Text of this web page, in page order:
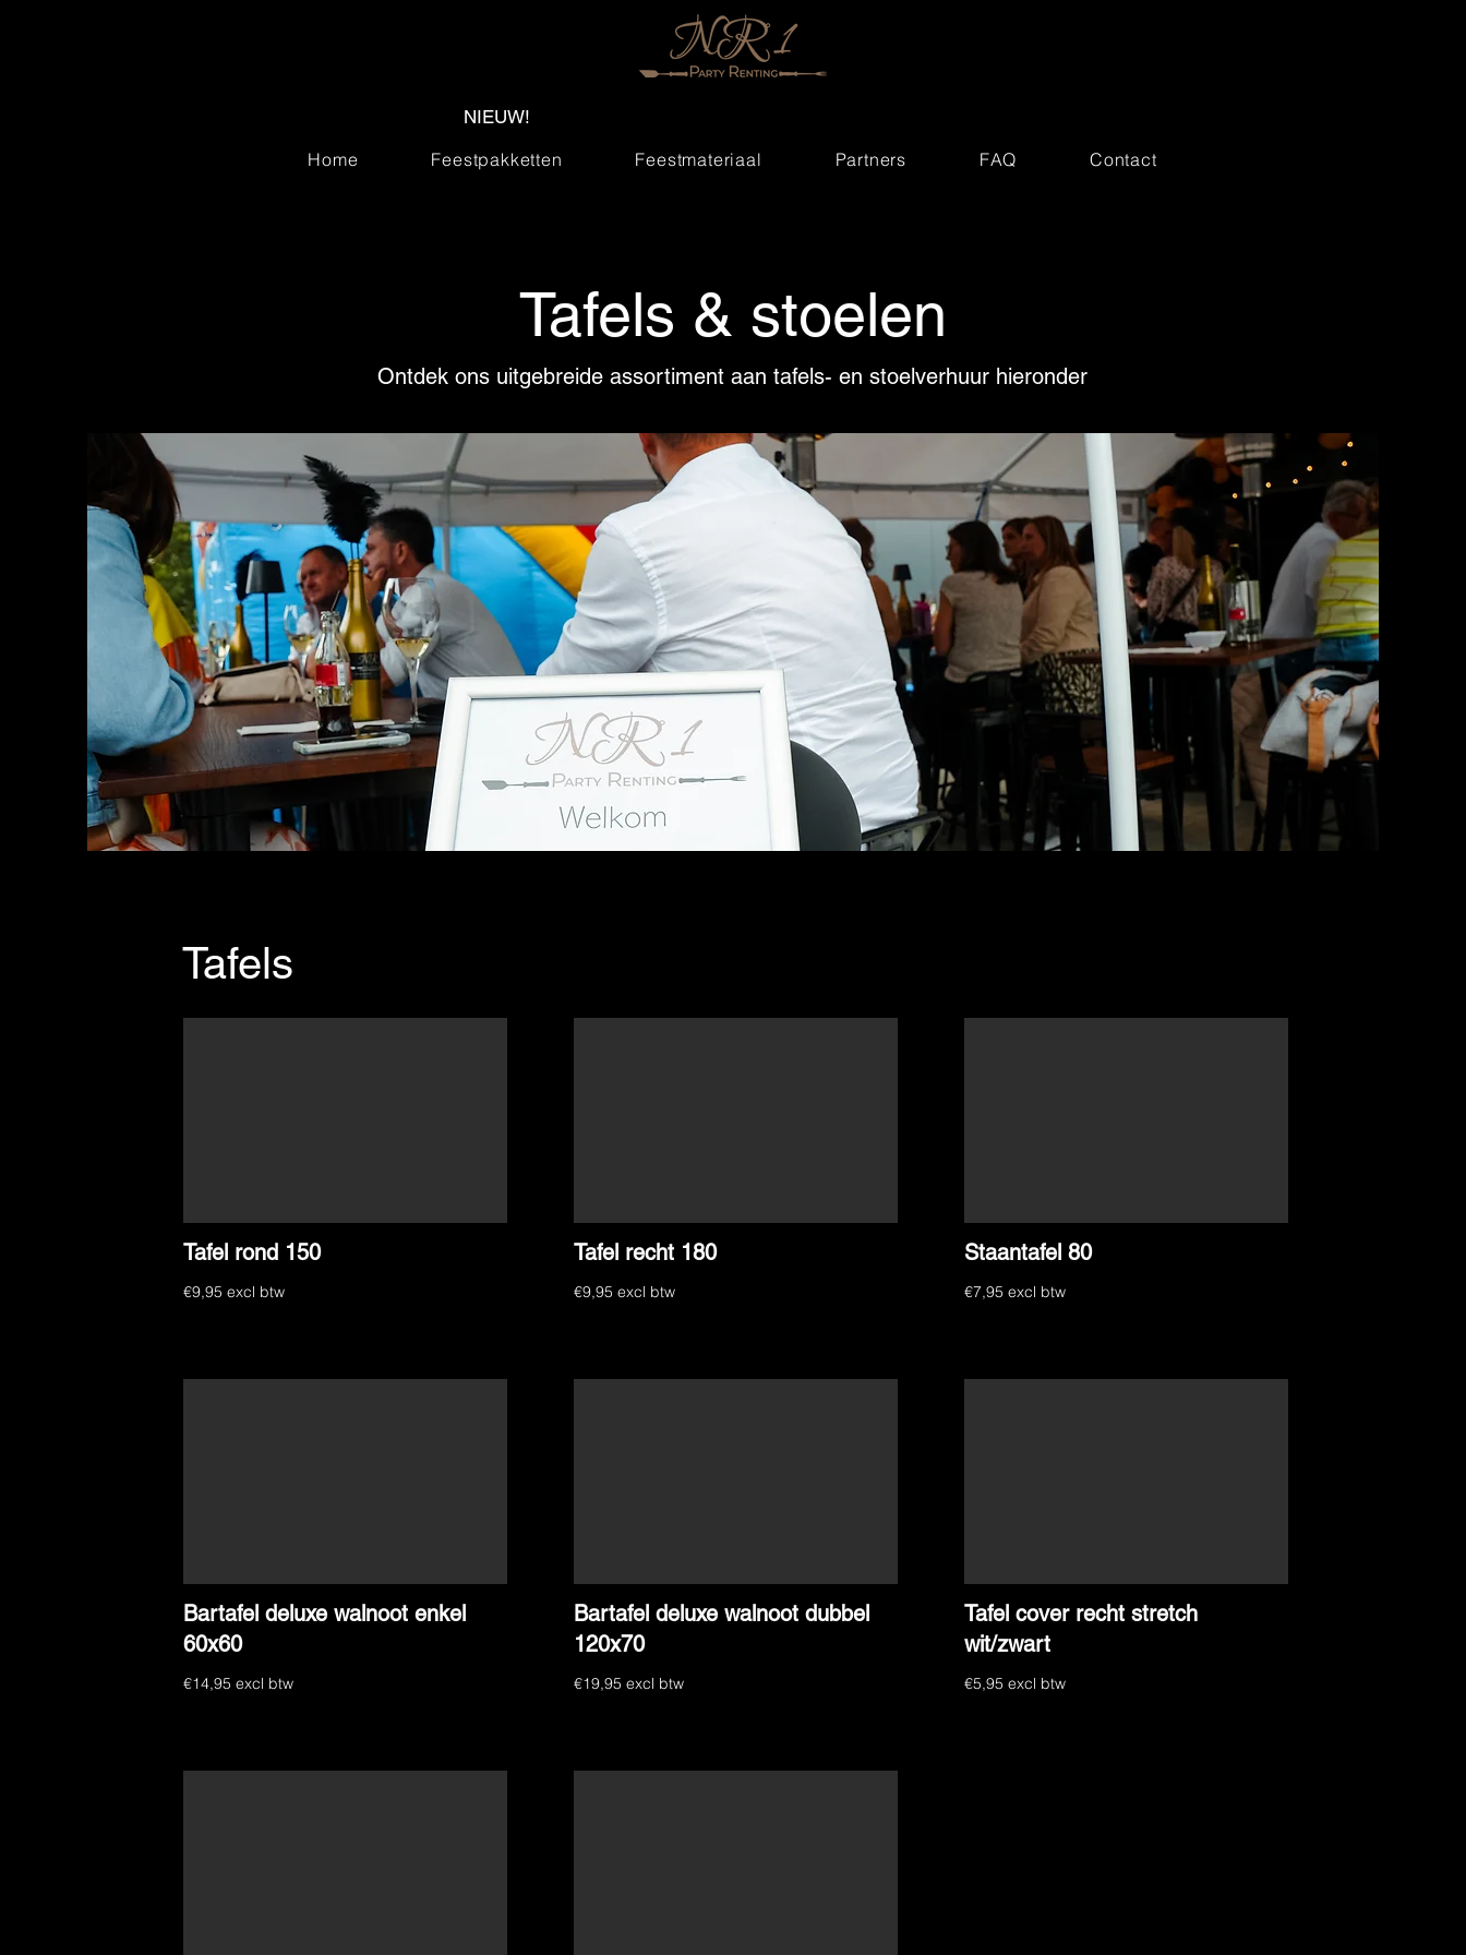
NIEUW!
Home
Feestpakketten Feestmateriaal Partners FAQ Contact
Tafels & stoelen
Ontdek ons uitgebreide assortiment aan tafels- en stoelverhuur hieronder
Tafels
Tafel rond 150
€9,95 excl btw
Bartafel deluxe walnoot enkel
60x60
€14,95 excl btw
Tafel recht 180
€9,95 excl btw
Bartafel deluxe walnoot dubbel
120x70
€19,95 excl btw
Staantafel 80
€7,95 excl btw
Tafel cover recht stretch
wit/zwart
€5,95 excl btw